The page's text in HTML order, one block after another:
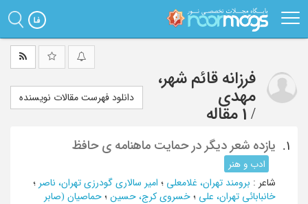
فرزانه قائم شهر،
مهدی
/ 1 مقاله
دانلود فهرست مقالات نویسنده
1. یازده شعر دیگر در حمایت ماهنامه ی حافظ
ادب و هنر
شاعر : برومند تهران، غلامعلی ؛ امیر سالاری گودرزی تهران، ناصر ؛
خانبابائی تهران، علی ؛ خسروی کرج، حسین ؛ حماصیان (صابر